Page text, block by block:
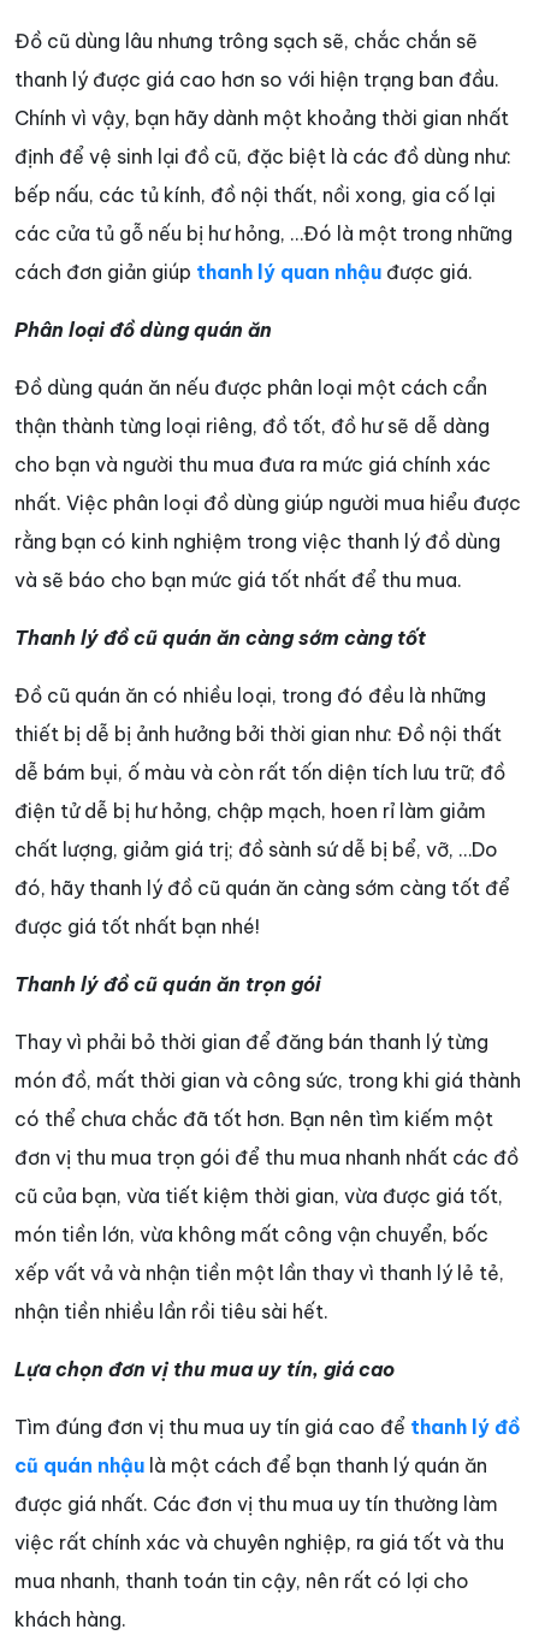
Đồ cũ dùng lâu nhưng trông sạch sẽ, chắc chắn sẽ
thanh lý được giá cao hơn so với hiện trạng ban đầu.
Chính vì vậy, bạn hãy dành một khoảng thời gian nhất
định để vệ sinh lại đồ cũ, đặc biệt là các đồ dùng như:
bếp nấu, các tủ kính, đồ nội thất, nồi xong, gia cố lại
các cửa tủ gỗ nếu bị hư hỏng, …Đó là một trong những
cách đơn giản giúp thanh lý quan nhậu được giá.
Phân loại đồ dùng quán ăn
Đồ dùng quán ăn nếu được phân loại một cách cẩn
thận thành từng loại riêng, đồ tốt, đồ hư sẽ dễ dàng
cho bạn và người thu mua đưa ra mức giá chính xác
nhất. Việc phân loại đồ dùng giúp người mua hiểu được
rằng bạn có kinh nghiệm trong việc thanh lý đồ dùng
và sẽ báo cho bạn mức giá tốt nhất để thu mua.
Thanh lý đồ cũ quán ăn càng sớm càng tốt
Đồ cũ quán ăn có nhiều loại, trong đó đều là những
thiết bị dễ bị ảnh hưởng bởi thời gian như: Đồ nội thất
dễ bám bụi, ố màu và còn rất tốn diện tích lưu trữ; đồ
điện tử dễ bị hư hỏng, chập mạch, hoen rỉ làm giảm
chất lượng, giảm giá trị; đồ sành sứ dễ bị bể, vỡ, …Do
đó, hãy thanh lý đồ cũ quán ăn càng sớm càng tốt để
được giá tốt nhất bạn nhé!
Thanh lý đồ cũ quán ăn trọn gói
Thay vì phải bỏ thời gian để đăng bán thanh lý từng
món đồ, mất thời gian và công sức, trong khi giá thành
có thể chưa chắc đã tốt hơn. Bạn nên tìm kiếm một
đơn vị thu mua trọn gói để thu mua nhanh nhất các đồ
cũ của bạn, vừa tiết kiệm thời gian, vừa được giá tốt,
món tiền lớn, vừa không mất công vận chuyển, bốc
xếp vất vả và nhận tiền một lần thay vì thanh lý lẻ tẻ,
nhận tiền nhiều lần rồi tiêu sài hết.
Lựa chọn đơn vị thu mua uy tín, giá cao
Tìm đúng đơn vị thu mua uy tín giá cao để thanh lý đồ
cũ quán nhậu là một cách để bạn thanh lý quán ăn
được giá nhất. Các đơn vị thu mua uy tín thường làm
việc rất chính xác và chuyên nghiệp, ra giá tốt và thu
mua nhanh, thanh toán tin cậy, nên rất có lợi cho
khách hàng.